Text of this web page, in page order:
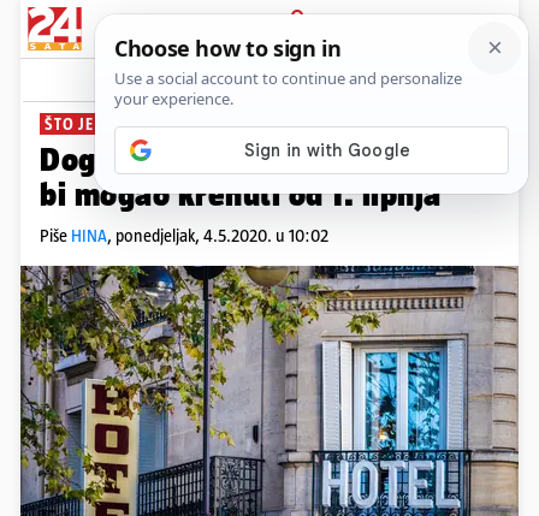
PRIJAVA
News Komentari
ŠTO JE SA SEZONOM?
Dogovaraju se mjere: Turizam
bi mogao krenuti od 1. lipnja
Piše HINA, ponedjeljak, 4.5.2020. u 10:02